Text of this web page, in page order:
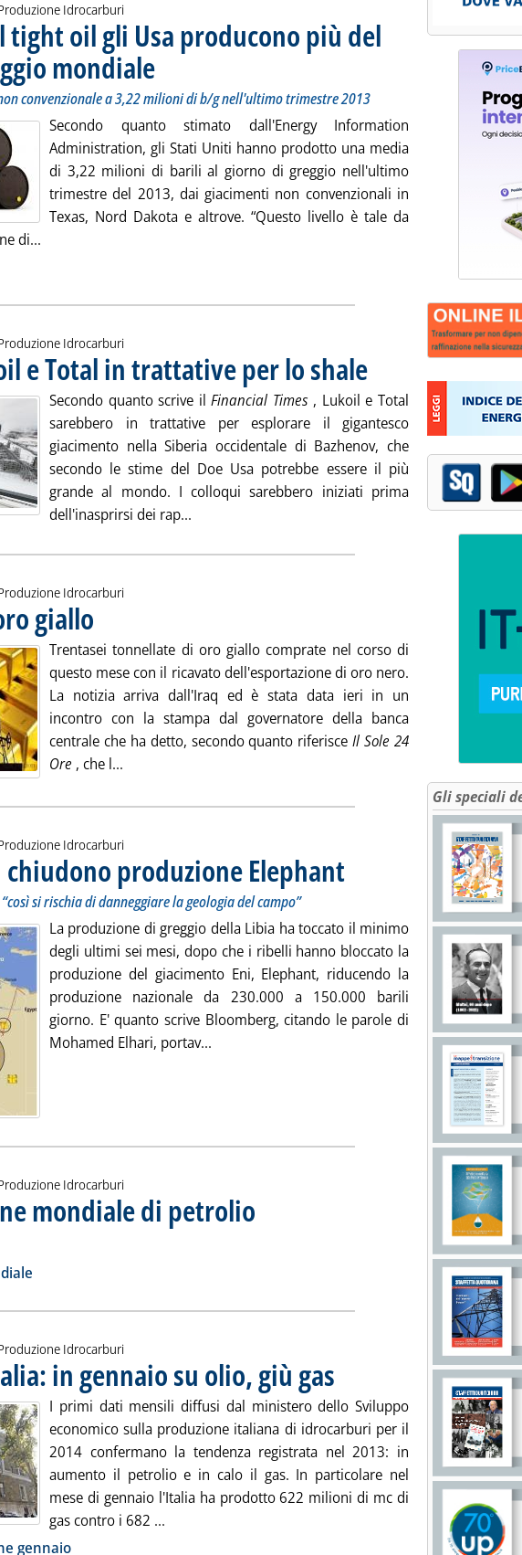
Idrocarburi
tight oil gli Usa producono più del
mondiale . Sottotitolo: Produzione di greggio non convenzionale a 3,22 milioni di b/g
. Pubblicata venerdì 28 marzo 2014 alle 9.8.
convenzionale a 3,22 milioni di b/g nell'ultimo trimestre 2013
Secondo quanto stimato dall'Energy Information
Administration, gli Stati Uniti hanno prodotto una media
di 3,22 milioni di barili al giorno di greggio nell'ultimo
trimestre del 2013, dai giacimenti non convenzionali in
Texas, Nord Dakota e altrove. “Questo livello è tale da
di... Leggi tutta la notizia: 'Eia, grazie al tight oil gli Usa producono più del
alla notizia
Idrocarburi
e Total in trattative per lo shale . Pubblicata venerdì 28 marzo
Secondo quanto scrive ilFinancial Times , Lukoil e Total
sarebbero in trattative per esplorare il gigantesco
giacimento nella Siberia occidentale di Bazhenov, che
secondo le stime del Doe Usa potrebbe essere il più
grande al mondo. I colloqui sarebbero iniziati prima
dell'inasprirsi dei rap... Leggi tutta la notizia: 'Russia, Lukoil e Total in
Idrocarburi
giallo
Trentasei tonnellate di oro giallo comprate nel corso di
questo mese con il ricavato dell'esportazione di oro nero.
La notizia arriva dall'Iraq ed è stata data ieri in un
incontro con la stampa dal governatore della banca
centrale che ha detto, secondo quanto riferisceIl Sole 24
Ore , che l...
Idrocarburi
produzione Elephant . Sottotitolo: La reazione di Scaroni:
. Pubblicata martedì 25 marzo 2014
si rischia di danneggiare la geologia del campo”
La produzione di greggio della Libia ha toccato il minimo
degli ultimi sei mesi, dopo che i ribelli hanno bloccato la
produzione del giacimento Eni, Elephant, riducendo la
produzione nazionale da 230.000 a 150.000 barili
giorno. E' quanto scrive Bloomberg, citando le parole di
Mohamed Elhari, portav... Leggi tutta la notizia: 'Libia, ribelli chiudono
Idrocarburi
mondiale di petrolio . Pubblicata venerdì 21 marzo 2014 alle 15.36.
'La produzione mondiale di petrolio '
alla notizia
Idrocarburi
in gennaio su olio, giù gas . Pubblicata venerdì 21 marzo 2014 alle
I primi dati mensili diffusi dal ministero dello Sviluppo
economico sulla produzione italiana di idrocarburi per il
2014 confermano la tendenza registrata nel 2013: in
aumento il petrolio e in calo il gas. In particolare nel
mese di gennaio l'Italia ha prodotto 622 milioni di mc di
gas contro i 682 ... Leggi tutta la notizia: 'Upstream Italia: in gennaio su
alla notizia
gennaio
Gli speciali